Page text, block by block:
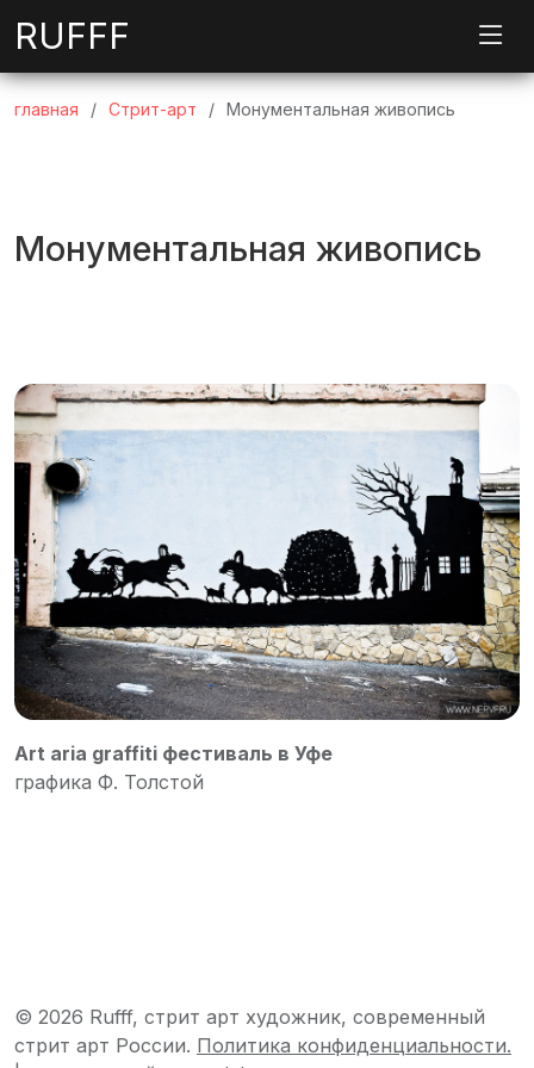
RUFFF
главная Стрит-арт Монументальная живопись⁠
Монументальная живопись⁠
Art aria graffiti фестиваль в Уфе
графика Ф. Толстой
© 2026 Rufff, стрит арт художник, современный
стрит арт России. Политика конфиденциальности.